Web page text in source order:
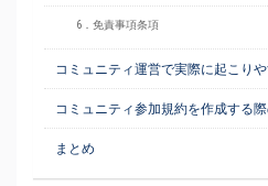
6．免責事項条項
コミュニティ運営で実際に起こり
コミュニティ参加規約を作成する
まとめ